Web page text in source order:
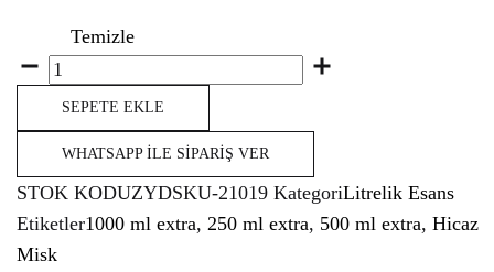
Temizle
Miktar
SEPETE EKLE
WHATSAPP İLE SIPARIŞ VER
STOK KODUZYDSKU-21019 KategoriLitrelik Esans
Etiketler1000 ml extra, 250 ml extra, 500 ml extra, Hicaz
Misk